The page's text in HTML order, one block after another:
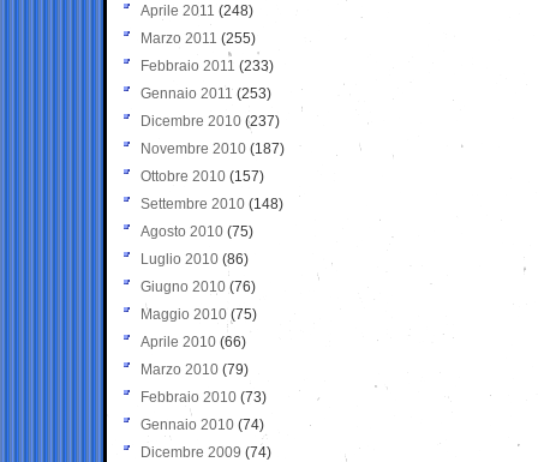
Aprile 2011 (248)
Marzo 2011 (255)
Febbraio 2011 (233)
Gennaio 2011 (253)
Dicembre 2010 (237)
Novembre 2010 (187)
Ottobre 2010 (157)
Settembre 2010 (148)
Agosto 2010 (75)
Luglio 2010 (86)
Giugno 2010 (76)
Maggio 2010 (75)
Aprile 2010 (66)
Marzo 2010 (79)
Febbraio 2010 (73)
Gennaio 2010 (74)
Dicembre 2009 (74)